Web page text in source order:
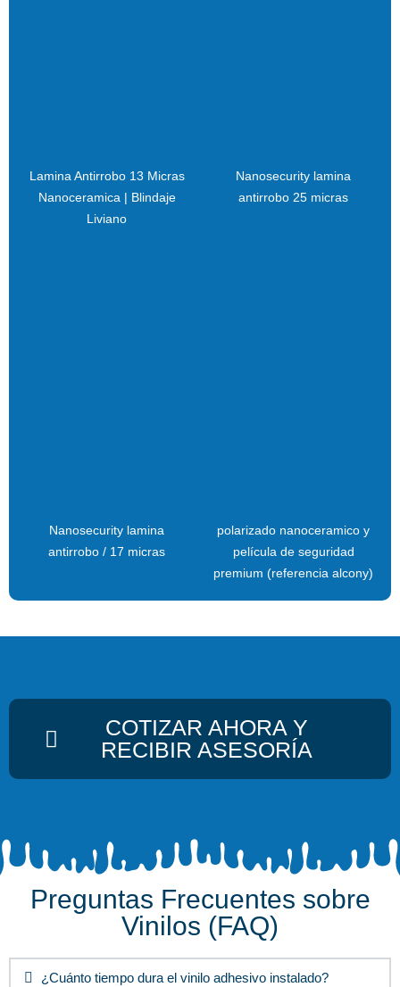
Lamina Antirrobo 13 Micras
Nanoceramica | Blindaje
Liviano
Nanosecurity lamina
antirrobo 25 micras
Nanosecurity lamina
antirrobo / 17 micras
polarizado nanoceramico y
película de seguridad
premium (referencia alcony)
COTIZAR AHORA Y
RECIBIR ASESORÍA
Preguntas Frecuentes sobre
Vinilos (FAQ)
¿Cuánto tiempo dura el vinilo adhesivo instalado?